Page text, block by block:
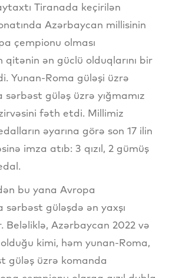
Tiranada keçirilən
Azərbaycan millisinin
çempionu olması
qitənin ən güclü olduqlarını bir
Yunan-Roma güləşi üzrə
sərbəst güləş üzrə yığmamız
fəth etdi. Millimiz
əyarına görə son 17 ilin
imza atıb: 3 qızıl, 2 gümüş
bu yana Avropa
sərbəst güləşdə ən yaxşı
Beləliklə, Azərbaycan 2022 və
kimi, həm yunan-Roma,
güləş üzrə komanda